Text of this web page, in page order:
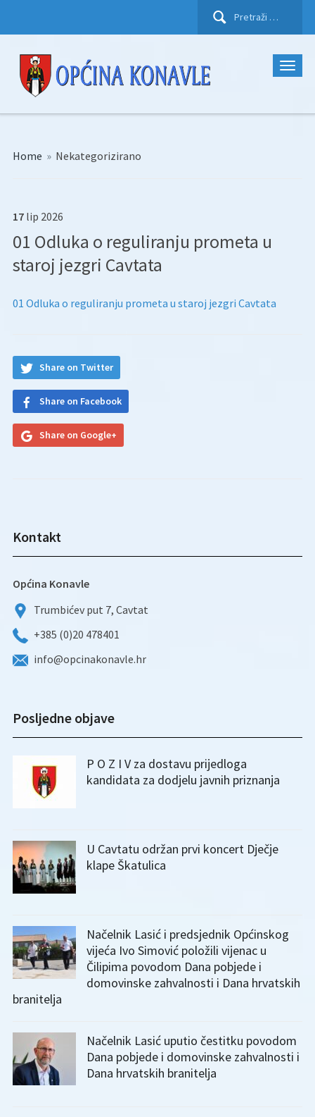
Pretraži:
Home » Nekategorizirano
17 lip 2026
01 Odluka o reguliranju prometa u
staroj jezgri Cavtata
01 Odluka o reguliranju prometa u staroj jezgri Cavtata
Share on Twitter
Share on Facebook
Share on Google+
Kontakt
Općina Konavle
Trumbićev put 7, Cavtat
+385 (0)20 478401
info@opcinakonavle.hr
Posljedne objave
P O Z I V za dostavu prijedloga
kandidata za dodjelu javnih priznanja
U Cavtatu održan prvi koncert Dječje
klape Škatulica
Načelnik Lasić i predsjednik Općinskog
vijeća Ivo Simović položili vijenac u
Čilipima povodom Dana pobjede i
domovinske zahvalnosti i Dana hrvatskih
branitelja
Načelnik Lasić uputio čestitku povodom
Dana pobjede i domovinske zahvalnosti i
Dana hrvatskih branitelja